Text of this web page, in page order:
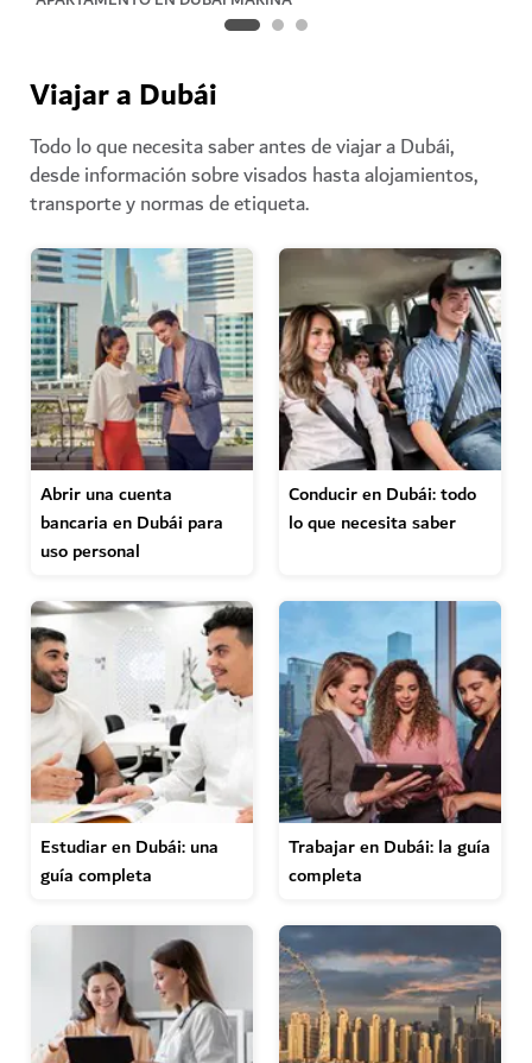
Viajar a Dubái
Todo lo que necesita saber antes de viajar a Dubái,
desde información sobre visados hasta alojamientos,
transporte y normas de etiqueta.
Abrir una cuenta
bancaria en Dubái para
uso personal
Conducir en Dubái: todo
lo que necesita saber
Estudiar en Dubái: una
guía completa
Trabajar en Dubái: la guía
completa